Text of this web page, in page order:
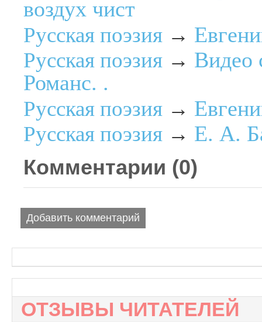
воздух чист
Русская поэзия →
Русская поэзия →
Романс. .
Русская поэзия →
Русская поэзия → Е. А.
Комментарии (0)
Добавить комментарий
ОТЗЫВЫ ЧИТАТЕЛЕЙ